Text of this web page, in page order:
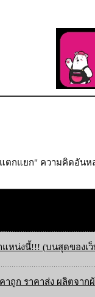
ตกแยก" ความคิดอันห
หน่งนี้!!! (บนสุดของเ
าถูก ราคาส่ง ผลิตจาก